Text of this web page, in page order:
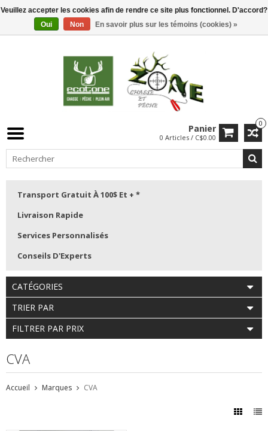
0
Panier
0 Articles / C$0.00
Transport Gratuit À 100$ Et + *
Livraison Rapide
Services Personnalisés
Conseils D'Experts
CATÉGORIES
TRIER PAR
FILTRER PAR PRIX
CVA
Accueil Marques CVA
Veuillez accepter les cookies afin de rendre ce site plus fonctionnel. D'accord?
Oui
Non En savoir plus sur les témoins (cookies) »